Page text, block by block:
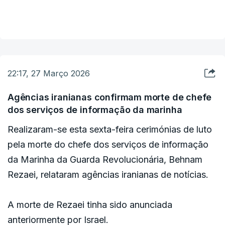
A expansão dos Acordos de Abraão mantém-se
administração Trump.
"Esperamos que todos os países façam parte dos
Acordos de Abraão", disse o Presidente na sexta-
feira, em Miami. "Temos alguns países muito
corajosos que já o fizeram".
22:17, 27 Março 2026
Agências iranianas confirmam morte de chefe
dos serviços de informação da marinha
Realizaram-se esta sexta-feira cerimónias de luto
pela morte do chefe dos serviços de informação
da Marinha da Guarda Revolucionária, Behnam
Rezaei, relataram agências iranianas de notícias.
A morte de Rezaei tinha sido anunciada
anteriormente por Israel.